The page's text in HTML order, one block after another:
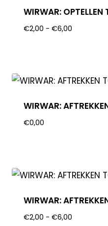
WIRWAR: OPTELLEN
€2,00 - €6,00
WIRWAR:
€0,00
WIRWAR:
€2,00 - €6,00